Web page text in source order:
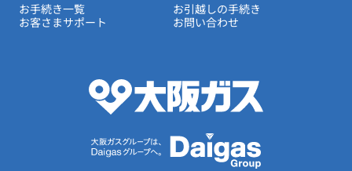
お手続き一覧
お引越しの手続き
お客さまサポート
お問い合わせ